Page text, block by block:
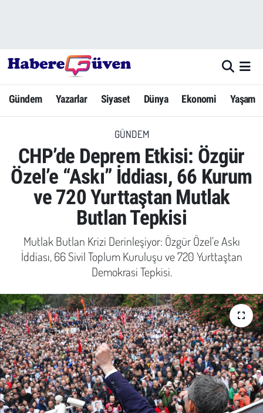
Gündem Yazarlar Siyaset Dünya Ekonomi Yaşam
GÜNDEM
CHP’de Deprem Etkisi: Özgür
Özel’e “Askı” İddiası, 66 Kurum
ve 720 Yurttaştan Mutlak
Butlan Tepkisi
Mutlak Butlan Krizi Derinleşiyor: Özgür Özel’e Askı
İddiası, 66 Sivil Toplum Kuruluşu ve 720 Yurttaştan
Demokrasi Tepkisi.
Yazarlar
Dünya
Ekonomi
Yaşam
Yerel Haberler
Eğitim
Kadın
Emek
Spor
Çocuk
Hava Durumu
Trafik Durumu
Süper Lig Puan Durumu ve Fikstür
Tüm Manşetler
Son Dakika Haberleri
Haber Arşivi